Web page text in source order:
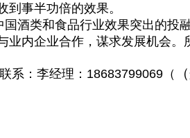
到事半功倍的效果。
酒类和食品行业效果突出的投
业内企业合作，谋求发展机会
系：李经理： 18683799069（